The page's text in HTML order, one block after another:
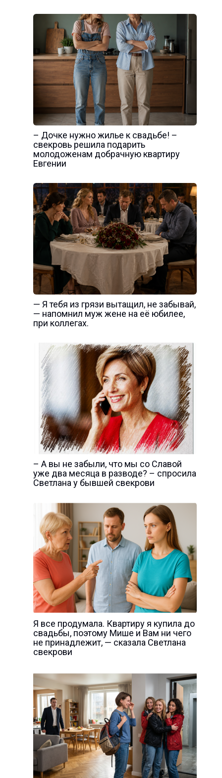
– Дочке нужно жилье к свадьбе! –
свекровь решила подарить
молодоженам добрачную квартиру
Евгении
— Я тебя из грязи вытащил, не забывай,
— напомнил муж жене на её юбилее,
при коллегах.
– А вы не забыли, что мы со Славой
уже два месяца в разводе? – спросила
Светлана у бывшей свекрови
Я все продумала. Квартиру я купила до
свадьбы, поэтому Мише и Вам ни чего
не принадлежит, — сказала Светлана
свекрови